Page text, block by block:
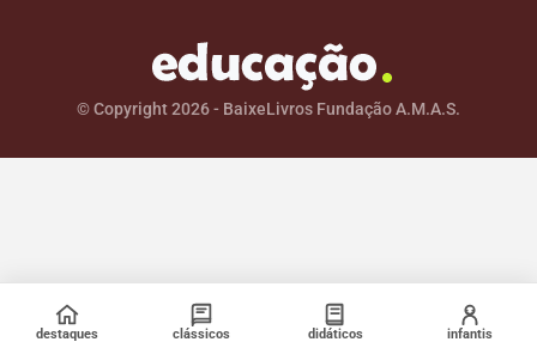
© Copyright 2026 - BaixeLivros Fundação A.M.A.S.
destaques clássicos didáticos infantis